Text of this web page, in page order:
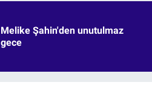
Melike Şahin'den unutulmaz
gece